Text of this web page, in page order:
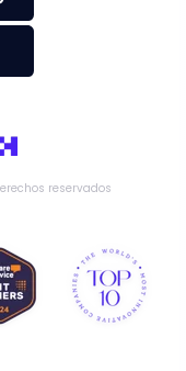
reservados